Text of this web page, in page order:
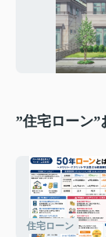
”住宅ローン”
住宅ローン